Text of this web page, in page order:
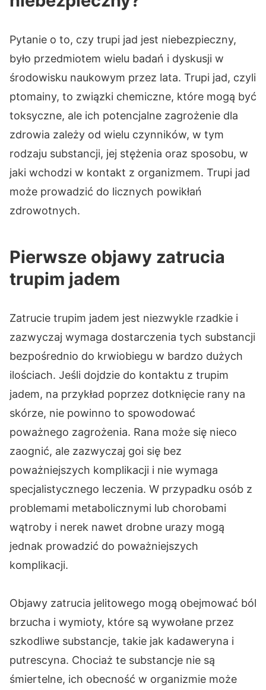
Pytanie o to, czy trupi jad jest niebezpieczny,
było przedmiotem wielu badań i dyskusji w
środowisku naukowym przez lata. Trupi jad, czyli
ptomainy, to związki chemiczne, które mogą być
toksyczne, ale ich potencjalne zagrożenie dla
zdrowia zależy od wielu czynników, w tym
rodzaju substancji, jej stężenia oraz sposobu, w
jaki wchodzi w kontakt z organizmem. Trupi jad
może prowadzić do licznych powikłań
zdrowotnych.
Pierwsze objawy zatrucia
trupim jadem
Zatrucie trupim jadem jest niezwykle rzadkie i
zazwyczaj wymaga dostarczenia tych substancji
bezpośrednio do krwiobiegu w bardzo dużych
ilościach. Jeśli dojdzie do kontaktu z trupim
jadem, na przykład poprzez dotknięcie rany na
skórze, nie powinno to spowodować
poważnego zagrożenia. Rana może się nieco
zaognić, ale zazwyczaj goi się bez
poważniejszych komplikacji i nie wymaga
specjalistycznego leczenia. W przypadku osób z
problemami metabolicznymi lub chorobami
wątroby i nerek nawet drobne urazy mogą
jednak prowadzić do poważniejszych
komplikacji.
Objawy zatrucia jelitowego mogą obejmować ból
brzucha i wymioty, które są wywołane przez
szkodliwe substancje, takie jak kadaweryna i
putrescyna. Chociaż te substancje nie są
śmiertelne, ich obecność w organizmie może